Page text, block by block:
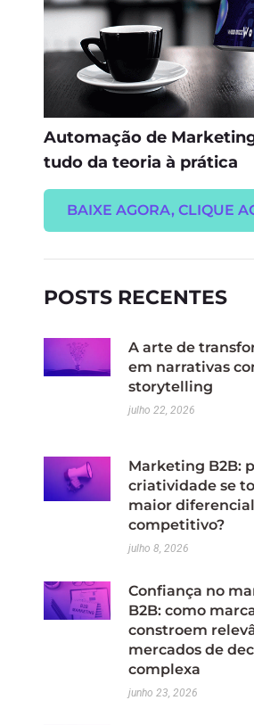
Automação de
tudo da teoria à prática
BAIXE AGORA, CLIQUE
POSTS RECENTES
A arte de
em narrativas
storytelling
julho 22, 2026
Marketing B2B:
criatividade se
maior diferencial
competitivo?
julho 8, 2026
Confiança no
B2B: como
constroem
mercados de
complexa
junho 23, 2026